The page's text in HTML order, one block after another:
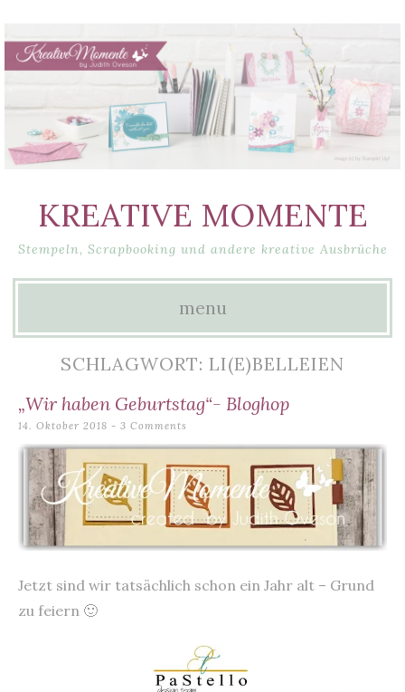
KREATIVE MOMENTE
Stempeln, Scrapbooking und andere kreative Ausbrüche
menu
content
SCHLAGWORT: LI(E)BELLEIEN
„Wir haben Geburtstag“- Bloghop
14. Oktober 2018 3 Comments
Jetzt sind wir tatsächlich schon ein Jahr alt – Grund
zu feiern 🙂